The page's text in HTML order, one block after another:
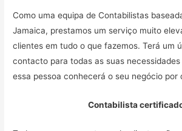
Como uma equipa de Contabilistas
Jamaica, prestamos um serviço muito
clientes em tudo o que fazemos. Terá um
contacto para todas as suas
essa pessoa conhecerá o seu negócio por
Contabilista